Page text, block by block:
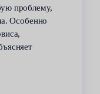
проблему,
Особенно